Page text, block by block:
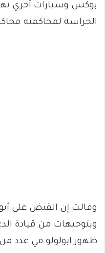
بوكس وسيارات أخري
الحراسة لمحاكمته
وقالت إن القبض على
وبتوجيهات من قيادة
ظهور ابولولو في عدد